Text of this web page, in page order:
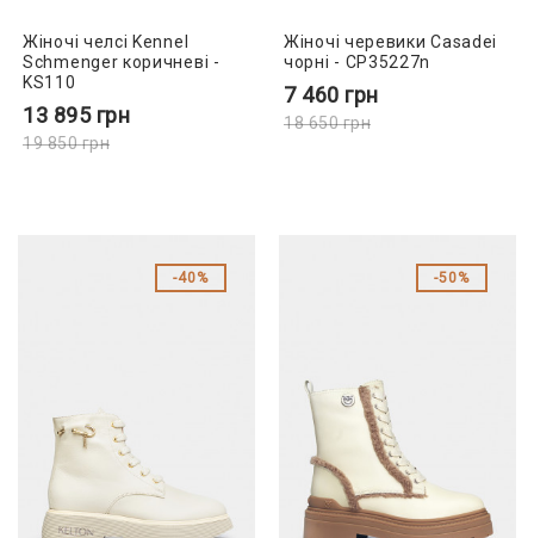
Жіночі челсі Kennel
Schmenger коричневі -
KS110
13 895 грн
19 850грн
Жіночі черевики Casadei
чорні - CP35227n
7 460 грн
18 650грн
40% 50%